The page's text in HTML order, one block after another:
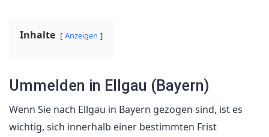
Inhalte Anzeigen
Ummelden in Ellgau (Bayern)
Wenn Sie nach Ellgau in Bayern gezogen sind, ist es
wichtig, sich innerhalb einer bestimmten Frist